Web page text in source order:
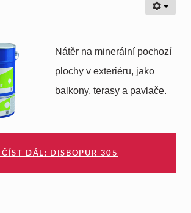
Nátěr na minerální pochozí
plochy v exteriéru, jako
balkony, terasy a pavlače.
ČÍST DÁL: DISBOPUR 305